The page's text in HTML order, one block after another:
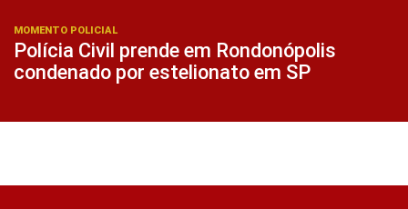
MOMENTO POLICIAL
Polícia Civil prende em Rondonópolis
condenado por estelionato em SP